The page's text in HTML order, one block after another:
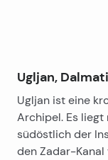
Ugljan,
Ugljan ist eine
Archipel. Es liegt
südöstlich der
den Zadar-